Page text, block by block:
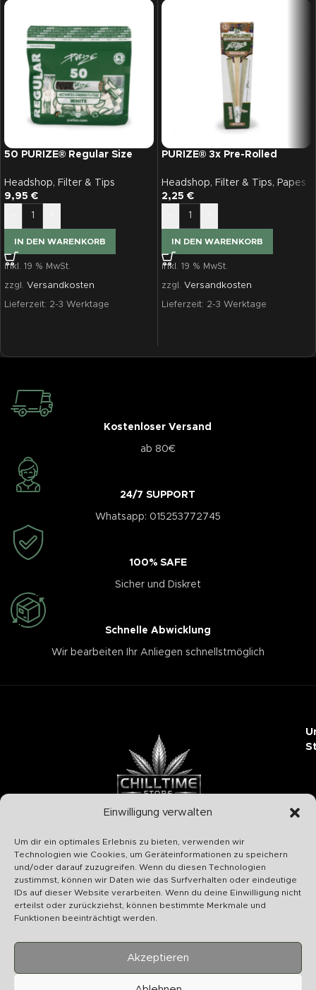
Einwilligung verwalten
Um dir ein optimales Erlebnis zu bieten, verwenden wir
Technologien wie Cookies, um Geräteinformationen zu speichern
und/oder darauf zuzugreifen. Wenn du diesen Technologien
zustimmst, können wir Daten wie das Surfverhalten oder eindeutige
IDs auf dieser Website verarbeiten. Wenn du deine Einwilligung nicht
erteilst oder zurückziehst, können bestimmte Merkmale und
Funktionen beeinträchtigt werden.
Akzeptieren
50 PURIZE® Regular Size
Headshop, Filter & Tips
9,95 €
IN DEN WARENKORB
inkl. 19 % MwSt.
zzgl. Versandkosten
Lieferzeit: 2-3 Werktage
PURIZE® 3x Pre-Rolled
Headshop, Filter & Tips, Papes
2,25 €
IN DEN WARENKORB
inkl. 19 % MwSt.
zzgl. Versandkosten
Lieferzeit: 2-3 Werktage
Kostenloser Versand
ab 80€
24/7 SUPPORT
Whatsapp: 015253772745
100% SAFE
Sicher und Diskret
Schnelle Abwicklung
Wir bearbeiten Ihr Anliegen schnellstmöglich
Chilltime Store
07331 4577974
Info@chilltime.de
Bahnhofstr. 19 73312 Geislingen